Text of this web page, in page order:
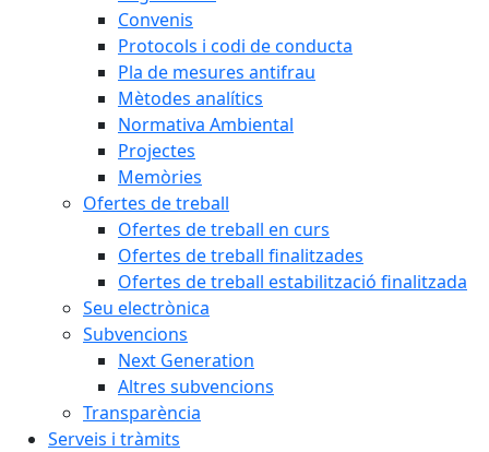
Convenis
Protocols i codi de conducta
Pla de mesures antifrau
Mètodes analítics
Normativa Ambiental
Projectes
Memòries
Ofertes de treball
Ofertes de treball en curs
Ofertes de treball finalitzades
Ofertes de treball estabilització finalitzada
Seu electrònica
Subvencions
Next Generation
Altres subvencions
Transparència
Serveis i tràmits